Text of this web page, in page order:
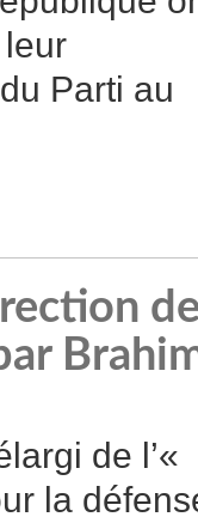
Parti au
de l’«
la